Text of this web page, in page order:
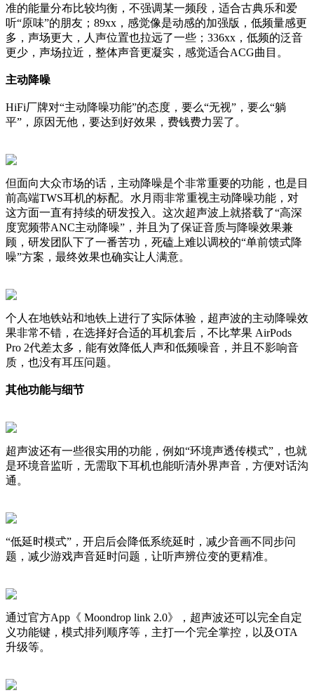
准的能量分布比较均衡，不强调某一频段，适合古典乐和爱
听“原味”的朋友；89xx，感觉像是动感的加强版，低频量感更
多，声场更大，人声位置也拉远了一些；336xx，低频的泛音
更少，声场拉近，整体声音更凝实，感觉适合ACG曲目。
主动降噪
HiFi厂牌对“主动降噪功能”的态度，要么“无视”，要么“躺
平”，原因无他，要达到好效果，费钱费力罢了。
但面向大众市场的话，主动降噪是个非常重要的功能，也是目
前高端TWS耳机的标配。水月雨非常重视主动降噪功能，对
这方面一直有持续的研发投入。这次超声波上就搭载了“高深
度宽频带ANC主动降噪”，并且为了保证音质与降噪效果兼
顾，研发团队下了一番苦功，死磕上难以调校的“单前馈式降
噪”方案，最终效果也确实让人满意。
个人在地铁站和地铁上进行了实际体验，超声波的主动降噪效
果非常不错，在选择好合适的耳机套后，不比苹果 AirPods
Pro 2代差太多，能有效降低人声和低频噪音，并且不影响音
质，也没有耳压问题。
其他功能与细节
超声波还有一些很实用的功能，例如“环境声透传模式”，也就
是环境音监听，无需取下耳机也能听清外界声音，方便对话沟
通。
“低延时模式”，开启后会降低系统延时，减少音画不同步问
题，减少游戏声音延时问题，让听声辨位变的更精准。
通过官方App《 Moondrop link 2.0》，超声波还可以完全自定
义功能键，模式排列顺序等，主打一个完全掌控，以及OTA
升级等。